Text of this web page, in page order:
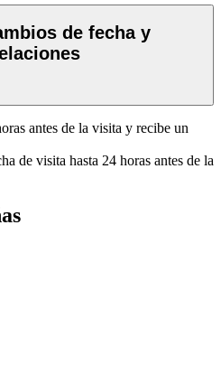
de fecha y
antes de la visita y recibe un
de visita hasta 24 horas antes de la